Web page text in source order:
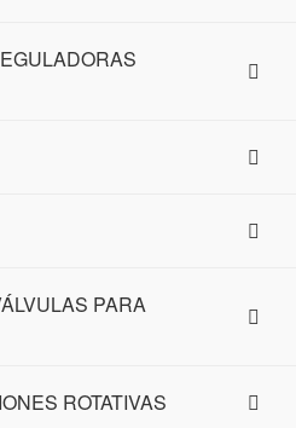
PARA
ROTATIVAS